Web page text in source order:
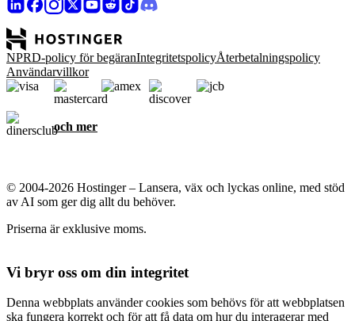
NPRD-policy för begäranIntegritetspolicyÅterbetalningspolicy
Användarvillkor
och mer
© 2004-2026 Hostinger – Lansera, väx och lyckas online, med stöd
av AI som ger dig allt du behöver.
Priserna är exklusive moms.
Vi bryr oss om din integritet
Denna webbplats använder cookies som behövs för att webbplatsen
ska fungera korrekt och för att få data om hur du interagerar med